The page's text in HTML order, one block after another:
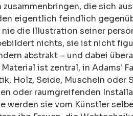
die sich
eigentlich feindlich
die Illustration seiner
nichts, sie ist nicht
abstrakt – und dabei
ist zentral, in Adams'
Holz, Seide, Muscheln oder
oder raumgreifenden
werden sie vom Künstler